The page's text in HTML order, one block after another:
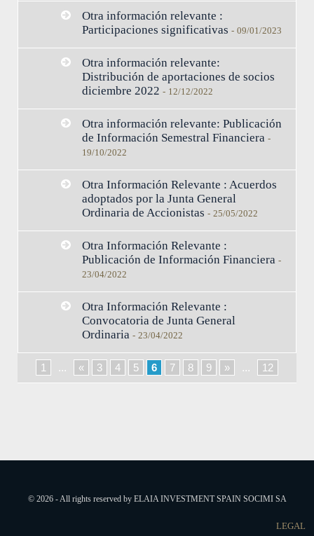
Otra información relevante :
Participaciones significativas - 09/01/2023
Otra información relevante:
Distribución de aportaciones de socios
diciembre 2022 - 12/12/2022
Otra información relevante: Publicación
de Información Semestral Financiera -
19/10/2022
Otra Información Relevante : Acuerdos
adoptados por la Junta General
Ordinaria de Accionistas - 25/05/2022
Otra Información Relevante :
Publicación de Información Financiera -
23/04/2022
Otra Información Relevante :
Convocatoria de Junta General
Ordinaria - 23/04/2022
1 ... « 3 4 5 6 7 8 9 » ... 12
© 2026 - All rights reserved by ELAIA INVESTMENT SPAIN SOCIMI SA
LEGAL